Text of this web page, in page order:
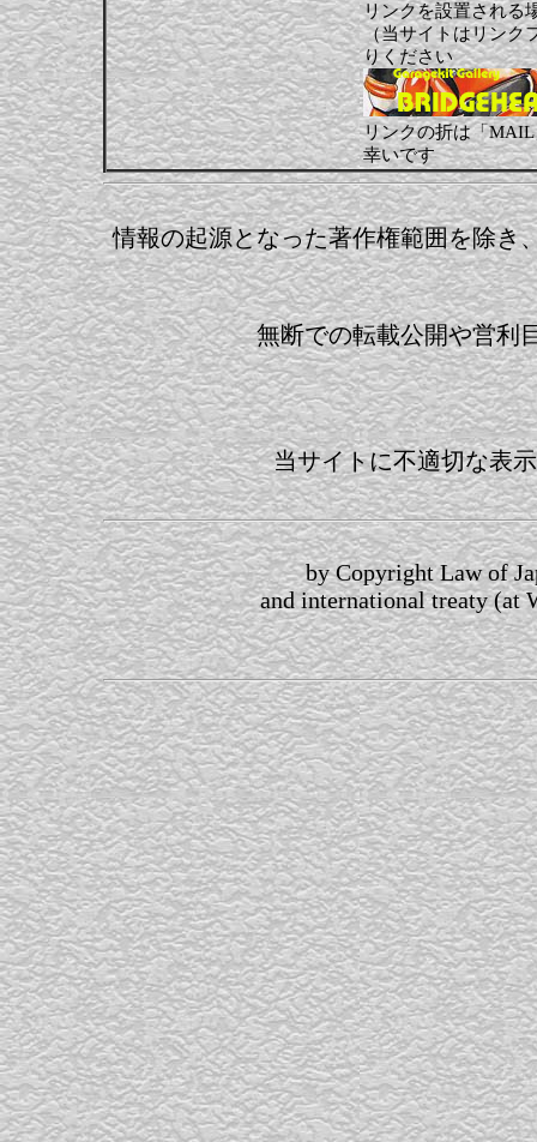
リンクを設置される
（当サイトはリンク
りください
リンクの折は「
幸いです
情報の起源となった著作権範囲を除き
無断での転載公開や営利
当サイトに不適切な表
by Copyright Law of
and international treaty (at